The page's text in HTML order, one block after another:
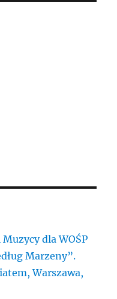
dla WOŚP
Marzeny”.
Warszawa,